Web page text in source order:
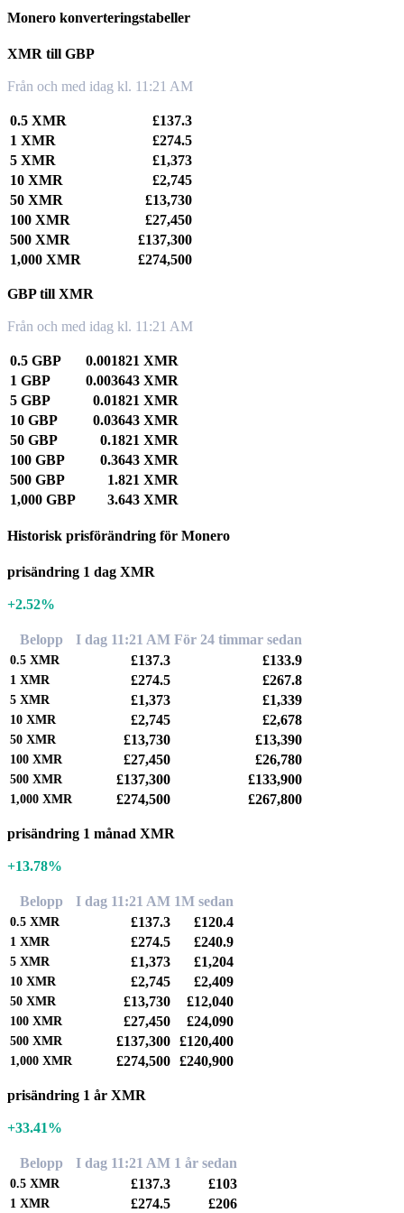
Monero konverteringstabeller
XMR till GBP
Från och med idag kl. 11:21 AM
0.5 XMR
£137.3
1 XMR
£274.5
5 XMR
£1,373
10 XMR
£2,745
50 XMR
£13,730
100 XMR
£27,450
500 XMR
£137,300
1,000 XMR
£274,500
GBP till XMR
Från och med idag kl. 11:21 AM
0.5 GBP
0.001821 XMR
1 GBP
0.003643 XMR
5 GBP
0.01821 XMR
10 GBP
0.03643 XMR
50 GBP
0.1821 XMR
100 GBP
0.3643 XMR
500 GBP
1.821 XMR
1,000 GBP
3.643 XMR
Historisk prisförändring för Monero
prisändring 1 dag XMR
+2.52%
Belopp I dag 11:21 AM För 24 timmar sedan
0.5 XMR £137.3 £133.9
1 XMR £274.5 £267.8
5 XMR £1,373 £1,339
10 XMR £2,745 £2,678
50 XMR £13,730 £13,390
100 XMR £27,450 £26,780
500 XMR £137,300 £133,900
1,000 XMR £274,500 £267,800
prisändring 1 månad XMR
+13.78%
Belopp I dag 11:21 AM 1M sedan
0.5 XMR £137.3 £120.4
1 XMR £274.5 £240.9
5 XMR £1,373 £1,204
10 XMR £2,745 £2,409
50 XMR £13,730 £12,040
100 XMR £27,450 £24,090
500 XMR £137,300 £120,400
1,000 XMR £274,500 £240,900
prisändring 1 år XMR
+33.41%
Belopp I dag 11:21 AM 1 år sedan
0.5 XMR £137.3 £103
1 XMR £274.5 £206